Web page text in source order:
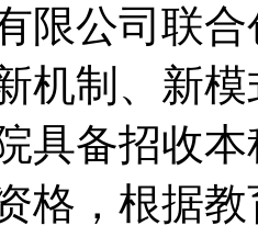
限公司联
机制、新
具备招收
格，根据